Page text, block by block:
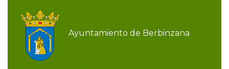
Ayuntamiento de Berbinzana